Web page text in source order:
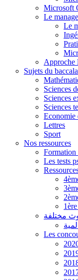
Microsoft
Le
Le
Approche
Sujets du
Sciences
Sciences
Sciences
Economie
Lettres
Sport
Nos ressources
Formation
Les tests
مختلفة
Les